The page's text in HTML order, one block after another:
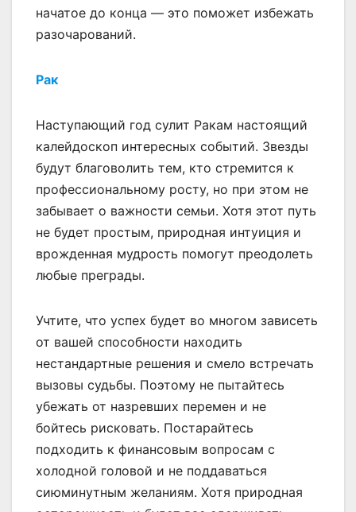
начатое до конца — это поможет избежать
разочарований.
Рак
Наступающий год сулит Ракам настоящий
калейдоскоп интересных событий. Звезды
будут благоволить тем, кто стремится к
профессиональному росту, но при этом не
забывает о важности семьи. Хотя этот путь
не будет простым, природная интуиция и
врожденная мудрость помогут преодолеть
любые преграды.
Учтите, что успех будет во многом зависеть
от вашей способности находить
нестандартные решения и смело встречать
вызовы судьбы. Поэтому не пытайтесь
убежать от назревших перемен и не
бойтесь рисковать. Постарайтесь
подходить к финансовым вопросам с
холодной головой и не поддаваться
сиюминутным желаниям. Хотя природная